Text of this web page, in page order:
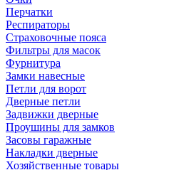
Перчатки
Респираторы
Страховочные пояса
Фильтры для масок
Фурнитура
Замки навесные
Петли для ворот
Дверные петли
Задвижки дверные
Проушины для замков
Засовы гаражные
Накладки дверные
Хозяйственные товары